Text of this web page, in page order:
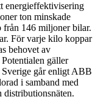
energieffektivisering
ton minskade
från 146 miljoner bilar.
För varje kilo koppar
behovet av
gäller
går enligt ABB
i samband med
distributionsnäten.